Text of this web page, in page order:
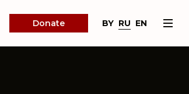
Donate BY RU EN